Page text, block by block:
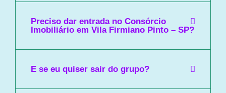
Preciso dar entrada no Consórcio
Imobiliário em Vila Firmiano Pinto – SP?
E se eu quiser sair do grupo?